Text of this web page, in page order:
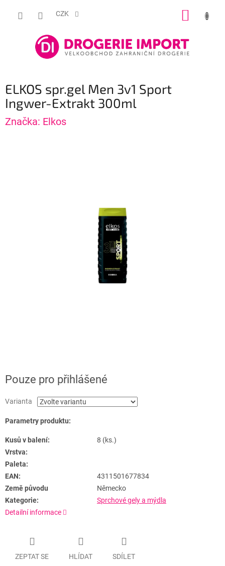
CZK
ELKOS spr.gel Men 3v1 Sport
Ingwer-Extrakt 300ml
Značka: Elkos
Pouze pro přihlášené
Varianta
Parametry produktu:
Kusů v balení:
8 (ks.)
Vrstva:
Paleta:
EAN:
4311501677834
Země původu
Německo
Kategorie:
Sprchové gely a mýdla
Detailní informace
ZEPTAT SE HLÍDAT SDÍLET